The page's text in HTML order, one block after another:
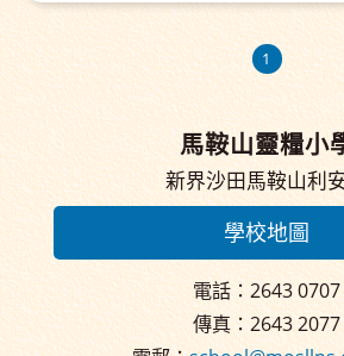
1
馬鞍山靈糧小
新界沙田馬鞍山利
學校地圖
電話：2643 0707
傳真：2643 2077